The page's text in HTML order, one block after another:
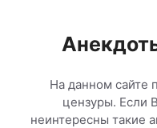
содержимому
На данном сайте
цензуры. Если
неинтересны такие